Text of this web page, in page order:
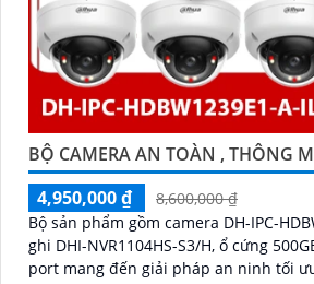
BỘ CAMERA AN TOÀN , THÔNG
4,950,000 ₫
8,600,000 ₫
Bộ sản phẩm gồm camera DH-IPC-
ghi DHI-NVR1104HS-S3/H, ổ cứng
port mang đến giải pháp an ninh tối